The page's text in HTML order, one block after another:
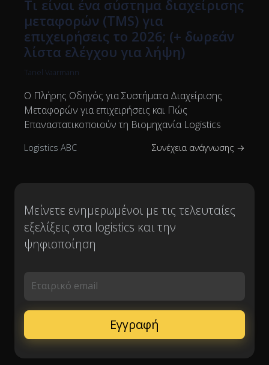
Τι είναι ένα σύστημα διαχείρισης
μεταφορών (TMS) για
επιχειρήσεις το 2026; (+ δωρεάν
λίστα ελέγχου για λήψη)
Tanel Vaarmann
Ο Πλήρης Οδηγός για Συστήματα Διαχείρισης
Μεταφορών για επιχειρήσεις και Πώς
Επαναστατικοποιούν τη Βιομηχανία Logistics
Logistics ABC Συνέχεια ανάγνωσης →
Μείνετε ενημερωμένοι με τις τελευταίες
εξελίξεις στα logistics και την
ψηφιοποίηση
Εταιρικό email